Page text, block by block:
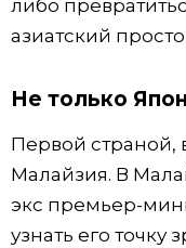
либо
азиатский
Не только
Первой страной,
Малайзия. В
экс премьер-
узнать его точку